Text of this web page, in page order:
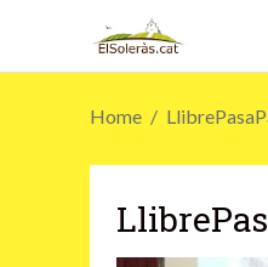
Home